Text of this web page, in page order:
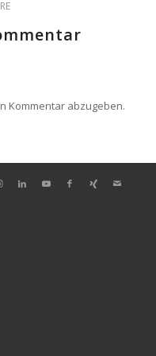
Kommentar abzugeben.